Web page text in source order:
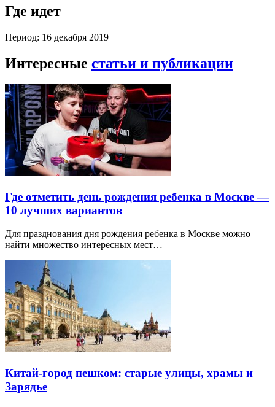
Где идет
Период: 16 декабря 2019
Интересные статьи и публикации
Где отметить день рождения ребенка в Москве —
10 лучших вариантов
Для празднования дня рождения ребенка в Москве можно
найти множество интересных мест…
Китай-город пешком: старые улицы, храмы и
Зарядье